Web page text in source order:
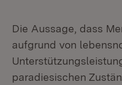
Die Aussage, dass
aufgrund von
paradiesischen